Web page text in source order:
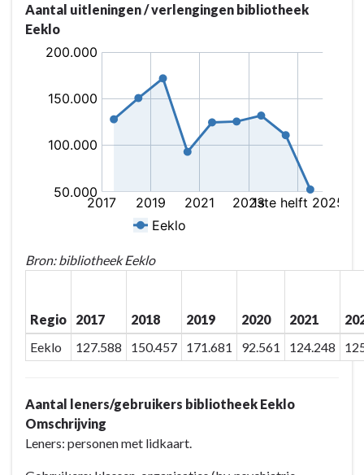
Aantal uitleningen / verlengingen bibliotheek
Eeklo
Bron: bibliotheek Eeklo
Regio 2017 2018 2019 2020 2021
Eeklo
127.588 150.457 171.681 92.561 124.248
Aantal leners/gebruikers bibliotheek Eeklo
Omschrijving
Leners: personen met lidkaart.